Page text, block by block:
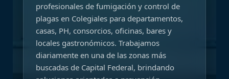
profesionales de fumigación y control de
plagas en Colegiales para departamentos,
casas, PH, consorcios, oficinas, bares y
locales gastronómicos. Trabajamos
diariamente en una de las zonas más
buscadas de Capital Federal, brindando